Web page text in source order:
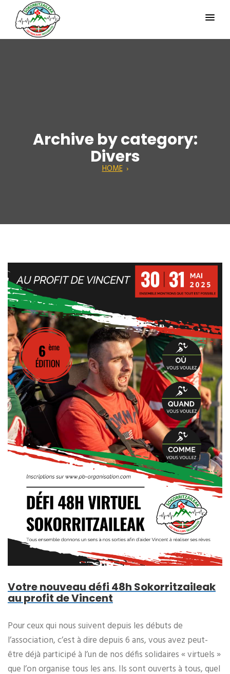
Archive by category:
Divers
HOME ›
Votre nouveau défi 48h Sokorritzaileak
au profit de Vincent
Pour ceux qui nous suivent depuis les débuts de
l’association, c’est à dire depuis 6 ans, vous avez peut-
être déjà participé à l’un de nos défis solidaires « virtuels »
que l’on organise tous les ans. Ils sont ouverts à tous, quel